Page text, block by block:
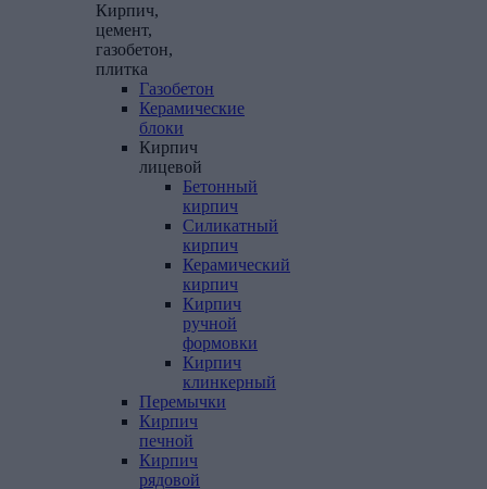
Кирпич,
цемент,
газобетон,
плитка
Газобетон
Керамические
блоки
Кирпич
лицевой
Бетонный
кирпич
Силикатный
кирпич
Керамический
кирпич
Кирпич
ручной
формовки
Кирпич
клинкерный
Перемычки
Кирпич
печной
Кирпич
рядовой